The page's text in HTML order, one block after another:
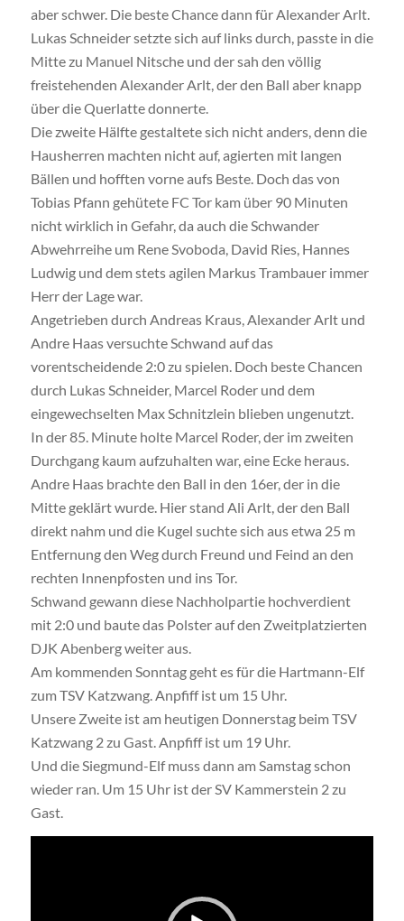
aber schwer. Die beste Chance dann für Alexander Arlt.
Lukas Schneider setzte sich auf links durch, passte in die
Mitte zu Manuel Nitsche und der sah den völlig
freistehenden Alexander Arlt, der den Ball aber knapp
über die Querlatte donnerte.
Die zweite Hälfte gestaltete sich nicht anders, denn die
Hausherren machten nicht auf, agierten mit langen
Bällen und hofften vorne aufs Beste. Doch das von
Tobias Pfann gehütete FC Tor kam über 90 Minuten
nicht wirklich in Gefahr, da auch die Schwander
Abwehrreihe um Rene Svoboda, David Ries, Hannes
Ludwig und dem stets agilen Markus Trambauer immer
Herr der Lage war.
Angetrieben durch Andreas Kraus, Alexander Arlt und
Andre Haas versuchte Schwand auf das
vorentscheidende 2:0 zu spielen. Doch beste Chancen
durch Lukas Schneider, Marcel Roder und dem
eingewechselten Max Schnitzlein blieben ungenutzt.
In der 85. Minute holte Marcel Roder, der im zweiten
Durchgang kaum aufzuhalten war, eine Ecke heraus.
Andre Haas brachte den Ball in den 16er, der in die
Mitte geklärt wurde. Hier stand Ali Arlt, der den Ball
direkt nahm und die Kugel suchte sich aus etwa 25 m
Entfernung den Weg durch Freund und Feind an den
rechten Innenpfosten und ins Tor.
Schwand gewann diese Nachholpartie hochverdient
mit 2:0 und baute das Polster auf den Zweitplatzierten
DJK Abenberg weiter aus.
Am kommenden Sonntag geht es für die Hartmann-Elf
zum TSV Katzwang. Anpfiff ist um 15 Uhr.
Unsere Zweite ist am heutigen Donnerstag beim TSV
Katzwang 2 zu Gast. Anpfiff ist um 19 Uhr.
Und die Siegmund-Elf muss dann am Samstag schon
wieder ran. Um 15 Uhr ist der SV Kammerstein 2 zu
Gast.